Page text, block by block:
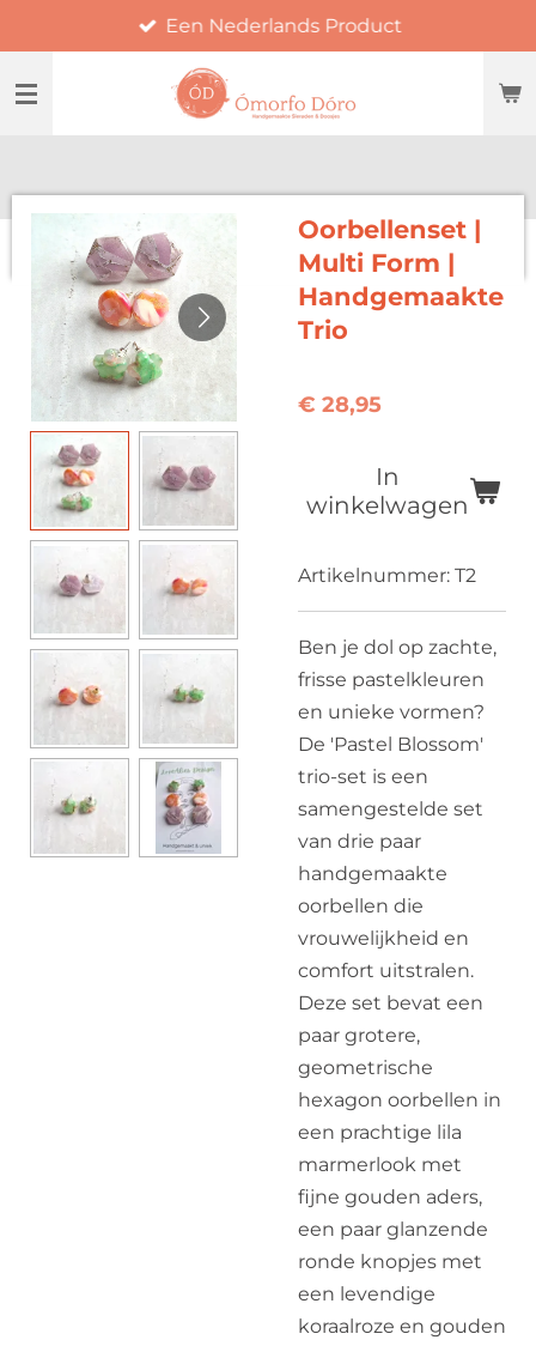
naar
Een Nederlands Product
Oorbellenset |
Multi Form |
Handgemaakte
Trio
€ 28,95
In
winkelwagen
Artikelnummer: T2
Ben je dol op zachte,
frisse pastelkleuren
en unieke vormen?
De 'Pastel Blossom'
trio-set is een
samengestelde set
van drie paar
handgemaakte
oorbellen die
vrouwelijkheid en
comfort uitstralen.
Deze set bevat een
paar grotere,
geometrische
hexagon oorbellen in
een prachtige lila
marmerlook met
fijne gouden aders,
een paar glanzende
ronde knopjes met
een levendige
koraalroze en gouden